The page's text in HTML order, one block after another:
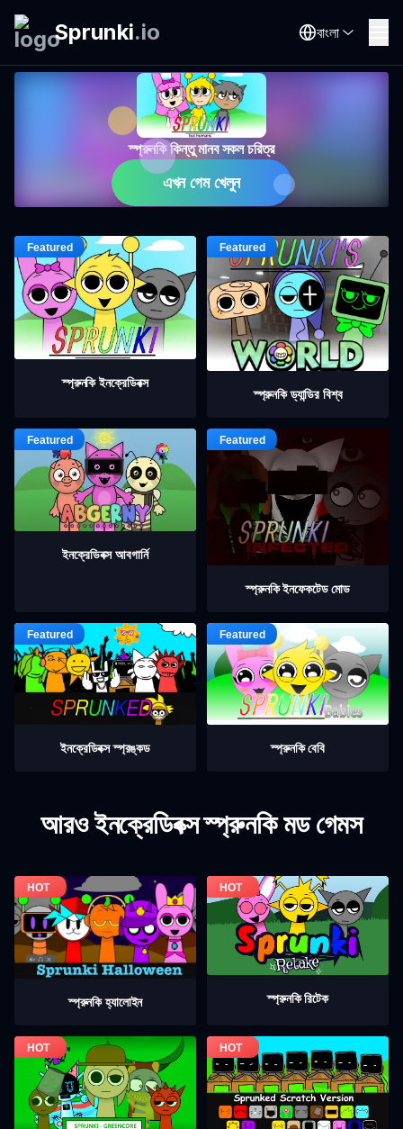
Sprunki.io বাংলা
স্প্রুনকি কিন্তু মানব সকল চরিত্র
এখন গেম খেলুন
স্প্রুনকি ইনক্রেডিবক্স
স্প্রুনকি ড্যান্ডির বিশ্ব
ইনক্রেডিবক্স আবগার্নি
স্প্রুনকি ইনফেকটেড মোড
ইনক্রেডিবক্স স্প্রঙ্কড স্প্রুনকি বেবি
আরও ইনক্রেডিবক্স স্প্রুনকি মড গেমস
স্প্রুনকি হ্যালোইন স্প্রুনকি রিটেক